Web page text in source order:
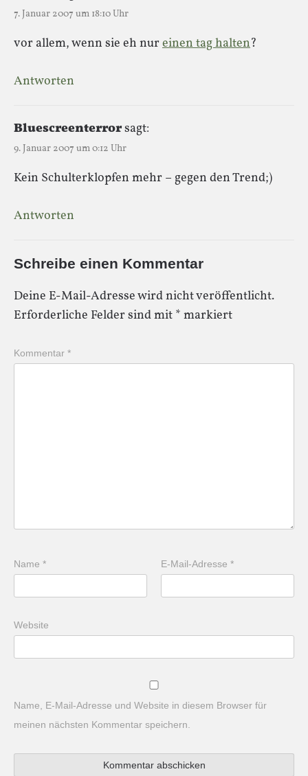
7. Januar 2007 um 18:10 Uhr
vor allem, wenn sie eh nur einen tag halten?
Antworten
Bluescreenterrorsagt:
9. Januar 2007 um 0:12 Uhr
Kein Schulterklopfen mehr – gegen den Trend;)
Antworten
Schreibe einen Kommentar
Deine E-Mail-Adresse wird nicht veröffentlicht.
Erforderliche Felder sind mit * markiert
Kommentar *
Name * E-Mail-Adresse*
Website
Name, E-Mail-Adresse und Website in diesem Browser für
meinen nächsten Kommentar speichern.